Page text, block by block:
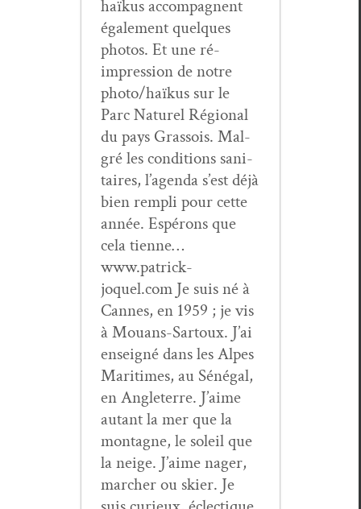
haïkus accom­pa­g­nent
égale­ment quelques
pho­tos. Et une ré-
impres­sion de notre
photo/haïkus sur le
Parc Naturel Région­al
du pays Gras­sois. Mal­
gré les con­di­tions san­i­
taires, l’agenda s’est déjà
bien rem­pli pour cette
année. Espérons que
cela tienne…
www.patrick-
joquel.com Je suis né à
Cannes, en 1959 ; je vis
à Mouans-Sar­toux. J’ai
enseigné dans les Alpes
Mar­itimes, au Séné­gal,
en Angleterre. J’aime
autant la mer que la
mon­tagne, le soleil que
la neige. J’aime nag­er,
marcher ou ski­er. Je